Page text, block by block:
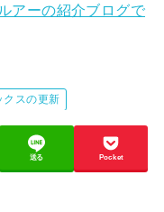
アーの紹介ブログで
クスの更新
送る Pocket